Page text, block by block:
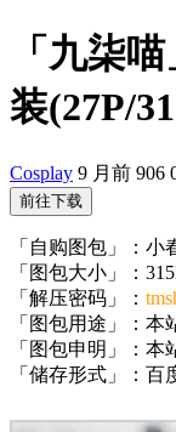
「九柒
装(27P/
Cosplay 9 月前 906
前往下载
「自购图包」：小
「图包大小」：
「解压密码」：
「图包用途」：
「图包申明」：
「储存形式」：